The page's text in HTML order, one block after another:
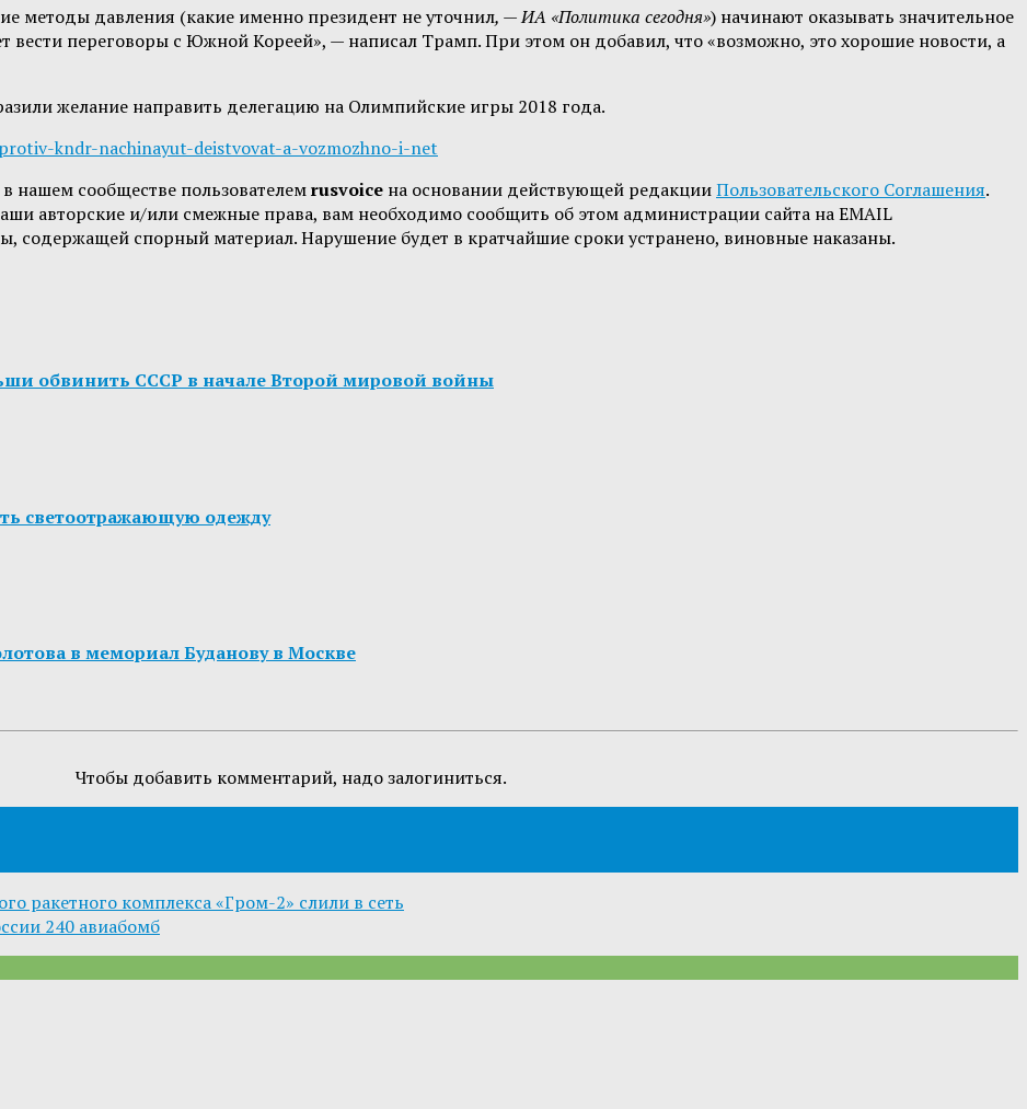
методы давления (какие именно президент не уточнил, — ИА «Политика сегодня») начинают оказывать значительное
вести переговоры с Южной Кореей», — написал Трамп. При этом он добавил, что «возможно, это хорошие новости, а
желание направить делегацию на Олимпийские игры 2018 года.
kndr-nachinayut-deistvovat-a-vozmozhno-i-net
нашем сообществе пользователемrusvoice на основании действующей редакцииПользовательского Соглашения.
авторские и/или смежные права, вам необходимо сообщить об этом администрации сайта на EMAIL
содержащей спорный материал. Нарушение будет в кратчайшие сроки устранено, виновные наказаны.
обвинить СССР в начале Второй мировой войны
светоотражающую одежду
в мемориал Буданову в Москве
Чтобы добавить комментарий, надо залогиниться.
ракетного комплекса «Гром-2» слили в сеть
240 авиабомб